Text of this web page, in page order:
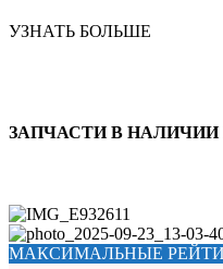
УЗНАТЬ БОЛЬШЕ
ЗАПЧАСТИ В НАЛИЧИИ
МАКСИМАЛЬНЫЕ